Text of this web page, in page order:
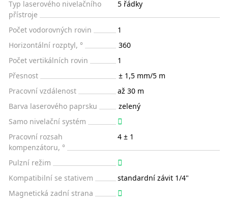
Typ laserového nivelačního
přístroje
5 řádky
Počet vodorovných rovin
1
Horizontální rozptyl, °
360
Počet vertikálních rovin
1
Přesnost
± 1,5 mm/5 m
Pracovní vzdálenost
až 30 m
Barva laserového paprsku
zelený
Samo nivelační systém
Pracovní rozsah
kompenzátoru, °
4 ± 1
Pulzní režim
Kompatibilní se stativem
standardní závit 1/4"
Magnetická zadní strana